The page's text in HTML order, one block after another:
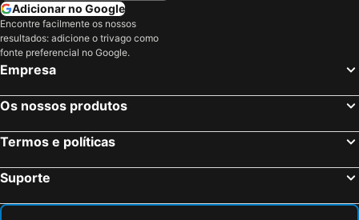
Adicionar no Google
Encontre facilmente os nossos
resultados: adicione o trivago como
fonte preferencial no Google.
Empresa
Os nossos produtos
Termos e políticas
Suporte